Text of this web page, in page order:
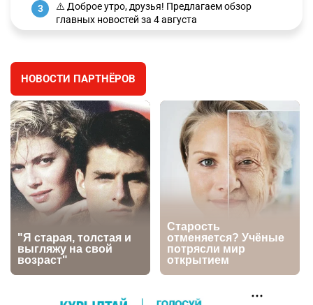
3
⚠️ Доброе утро, друзья! Предлагаем обзор
главных новостей за 4 августа
4
🗣Глава государства направил телеграмму
соболезнования родным и близким Халық
қаһарманы Ивана Гапича
2663 2 42
5
🇫🇷 Клуб ПСЖ объявил об открытии своей
футбольной академии в Астане
2656 2 39
автокредиты за вознаграждение
2628 0
интервенцию для спасения иены
НОВОСТИ ПАРТНЁРОВ